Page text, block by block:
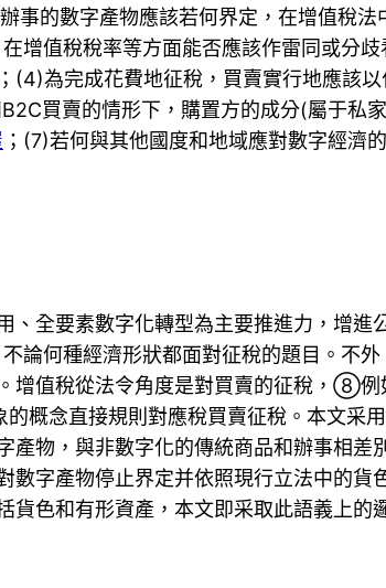
事的數字產物應該若何界定，在增值稅法
增值稅稅率等方面能否應該作雷同或分
為完成花費地征稅，買賣實行地應該
買賣的情形下，購置方的成分(屬于私
；(7)若何與其他國度和地域應對數字經濟
全要素數字化轉型為主要推進力，增進
何種經濟形狀都面對征稅的題目。不
增值稅從法令角度是對買賣的征稅，⑧例
概念直接規則對應稅買賣征稅。本文采
物，與非數字化的傳統商品和辦事相差
字產物停止界定并依照現行立法中的貨
色和有形資產，本文即采取此語義上的